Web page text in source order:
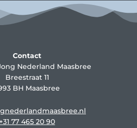
Contact
Nederland Maasbree
Breestraat 11
BH Maasbree
+31 77 465 20 90